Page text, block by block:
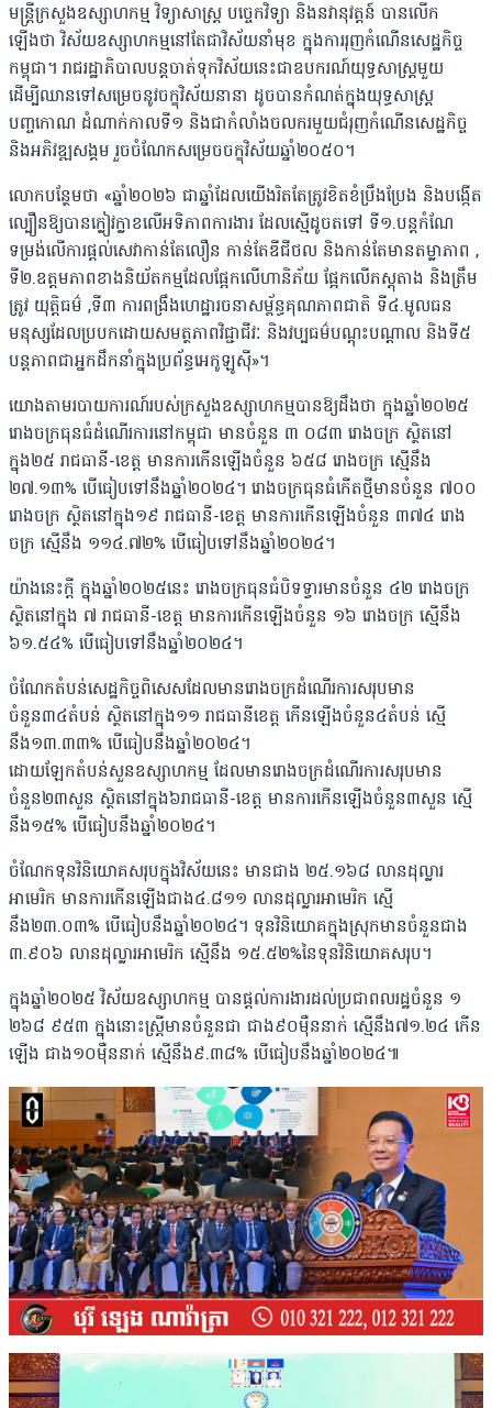
មន្ត្រីក្រសួងឧស្សាហកម្ម វិទ្យាសាស្ត្រ បច្ចេកវិទ្យា និងនវានុវត្តន៍ បានលើក
ឡើងថា វិស័យឧស្សាហកម្មនៅតែជាវិស័យនាំមុខ ក្នុងការរុញកំណើនសេដ្ឋកិច្ច
កម្ពុជា។ រាជរដ្ឋាភិបាលបន្តចាត់ទុកវិស័យនេះជាឧបករណ៍យុទ្ធសាស្ត្រមួយ
ដើម្បីឈានទៅសម្រេចនូវចក្ខុវិស័យនានា ដូចបានកំណត់ក្នុងយុទ្ធសាស្រ្ត
បញ្ចកោណ ដំណាក់កាលទី១ និងជាកំលាំងចលករមួយជំរុញកំណើនសេដ្ឋកិច្ច
និងអភិវឌ្ឍសង្គម រួចចំណែកសម្រេចចក្ខុវិស័យឆ្នាំ២០៥០។
លោកបន្ថែមថា «ឆ្នាំ២០២៦ ជាឆ្នាំដែលយើងរិតតែត្រូវខិតខំប្រឹងប្រែង និងបង្កើត
ល្បឿនឱ្យបានក្លៀវក្លាខលើអទិភាពការងារ ដែលស្មើដូចតទៅ ទី១.បន្តកំណែ
ទម្រង់លើការផ្តល់សេវាកាន់តែលឿន កាន់តែឌីជីថល និងកាន់តែមានតម្លាភាព ,
ទី២.ឧត្តមភាពខាងនិយ័តកម្មដែលផ្អែកលើហានិភ័យ ផ្អែកលើភស្តុតាង និងត្រឹម
ត្រូវ យុត្តិធម៌ ,ទី៣ ការពង្រឹងហេដ្ឋារចនាសម្ព័ន្ធគុណភាពជាតិ ទី៤.មូលធន
មនុស្សដែលប្របកដោយសមត្ថភាពវិជ្ជាជីវៈ និងវប្បធម៌បណ្តុះបណ្តាល និងទី៥
បន្តភាពជាអ្នកដឹកនាំក្នុងប្រព័ន្ធអេកូឡូស៊ី»។
យោងតាមរបាយការណ៍របស់ក្រសួងឧស្សាហកម្មបានឱ្យដឹងថា ក្នុងឆ្នាំ២០២៥
រោងចក្រធុនធំដំណើរការនៅកម្ពុជា មានចំនួន ៣ ០៨៣ រោងចក្រ ស្ថិតនៅ
ក្នុង២៥ រាជធានី-ខេត្ត មានការកើនឡើងចំនួន ៦៥៨ រោងចក្រ ស្មើនឹង
២៧.១៣% បើធៀបទៅនឹងឆ្នាំ២០២៤។ រោងចក្រធុនធំកើតថ្មីមានចំនួន ៧០០
រោងចក្រ ស្ថិតនៅក្នុង១៩ រាជធានី-ខេត្ត មានការកើនឡើងចំនួន ៣៧៤ រោង
ចក្រ ស្មើនឹង ១១៤.៧២% បើធៀបទៅនឹងឆ្នាំ២០២៤។
យ៉ាងនេះក្តី ក្នុងឆ្នាំ២០២៥នេះ រោងចក្រធុនធំបិទទ្វារមានចំនួន ៤២ រោងចក្រ
ស្ថិតនៅក្នុង ៧ រាជធានី-ខេត្ត មានការកើនឡើងចំនួន ១៦ រោងចក្រ ស្មើនឹង
៦១.៥៤% បើធៀបទៅនឹងឆ្នាំ២០២៤។
ចំណែកតំបន់សេដ្ឋកិច្ចពិសេសដែលមានរោងចក្រដំណើរការសរុបមាន
ចំនួន៣៤តំបន់ ស្ថិតនៅក្នុង១១ រាជធានីខេត្ត កើនឡើងចំនួន៤តំបន់ ស្មើ
នឹង១៣.៣៣% បើធៀបនឹងឆ្នាំ២០២៤។
ដោយឡែកតំបន់សួនឧស្សាហកម្ម ដែលមានរោងចក្រដំណើរការសរុបមាន
ចំនួន២៣សួន ស្ថិតនៅក្នុង៦រាជធានី-ខេត្ត មានការកើនឡើងចំនួន៣សួន ស្មើ
នឹង១៥% បើធៀបនឹងឆ្នាំ២០២៤។
ចំណែកទុនវិនិយោគសរុបក្នុងវិស័យនេះ មានជាង ២៥.១៦៨ លានដុល្លារ
អាមេរិក មានការកើនឡើងជាង៤.៨១១ លានដុល្លារអាមេរិក ស្មើ
នឹង២៣.០៣% បើធៀបនឹងឆ្នាំ២០២៤។ ទុនវិនិយោគក្នុងស្រុកមានចំនួនជាង
៣.៩០៦ លានដុល្លារអាមេរិក ស្មើនឹង ១៥.៥២%នៃទុនវិនិយោគសរុប។
ក្នុងឆ្នាំ២០២៥ វិស័យឧស្សាហកម្ម បានផ្តល់ការងារដល់ប្រជាពលរដ្ឋចំនួន ១
២៦៨ ៩៥៣ ក្នុងនោះស្រី្តមានចំនួនជា ជាង៩០ម៉ឺននាក់ ស្មើនឹង៧១.២៤ កើន
ឡើង ជាង១០ម៉ឺននាក់ ស្មើនឹង៩.៣៨% បើធៀបនឹងឆ្នាំ២០២៤៕